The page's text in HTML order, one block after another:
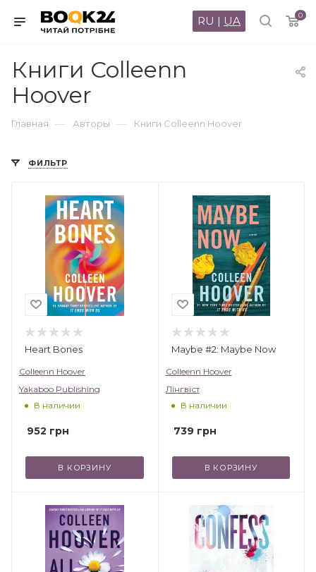
0
RU | UA
Книги Colleenn
Hoover
Главная — Авторы — Книги Colleenn Hoover
ФИЛЬТР
Heart Bones
Colleenn Hoover
Yakaboo Publishing
В наличии
952 грн
В КОРЗИНУ
Maybe #2: Maybe Now
Colleenn Hoover
Лінгвіст
В наличии
739 грн
В КОРЗИНУ